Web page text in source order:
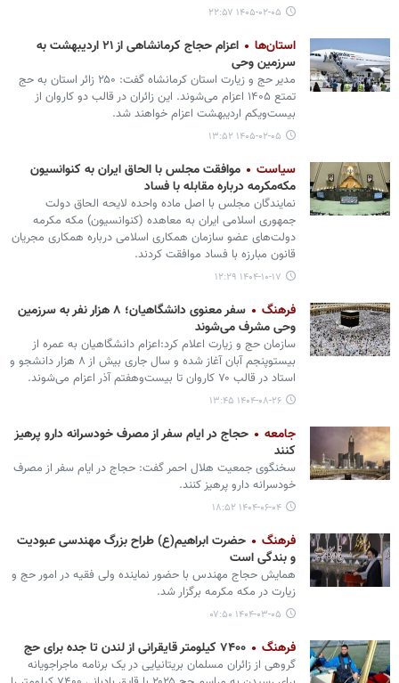
۱۴۰۵-۰۲-۰۵ ۲۲:۵۷
استان‌ها
اعزام حجاج کرمانشاهی از ۲۱ اردیبهشت به
سرزمین وحی
مدیر حج و زیارت استان کرمانشاه گفت: ۲۵۰ زائر استان به حج
تمتع ۱۴۰۵ اعزام می‌شوند. این زائران در قالب دو کاروان از
بیست‌ویکم اردیبهشت اعزام خواهند شد.
۱۴۰۵-۰۲-۰۵ ۱۳:۵۲
سیاست
موافقت مجلس با الحاق ایران به کنوانسیون
مکه‌مکرمه درباره مقابله با فساد
نمایندگان مجلس با اصل ماده واحده لایحه الحاق دولت
جمهوری اسلامی ایران به معاهده (کنوانسیون) مکه مکرمه
دولت‌های عضو سازمان همکاری اسلامی درباره همکاری مجریان
قانون مبارزه با فساد موافقت کردند.
۱۴۰۴-۱۰-۱۷ ۱۲:۲۹
فرهنگ
سفر معنوی دانشگاهیان؛ ۸ هزار نفر به سرزمین
وحی مشرف می‌شوند
سازمان حج و زیارت اعلام کرد:اعزام دانشگاهیان به عمره از
بیست‎وپنجم آبان آغاز شده و سال جاری بیش از ۸ هزار دانشجو و
استاد در قالب ۷۰ کاروان تا بیست‌وهفتم آذر اعزام می‌شوند.
۱۴۰۴-۰۸-۲۶ ۱۳:۴۵
جامعه
حجاج در ایام سفر از مصرف خودسرانه دارو پرهیز
کنند
سخنگوی جمعیت هلال احمر گفت: حجاج در ایام سفر از مصرف
خودسرانه دارو پرهیز کنند.
۱۴۰۴-۰۶-۰۴ ۱۸:۵۲
فرهنگ
حضرت ابراهیم(ع) طراح بزرگ مهندسی عبودیت
و بندگی است
همایش حجاج مهندس با حضور نماینده ولی فقیه در امور حج و
زیارت در مکه مکرمه برگزار شد.
۱۴۰۴-۰۳-۰۵ ۰۷:۵۰
فرهنگ ۷۴۰۰ کیلومتر قایقرانی از لندن تا جده برای حج
گروهی از زائران مسلمان بریتانیایی در یک برنامه ماجراجویانه